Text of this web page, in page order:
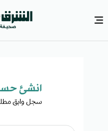
انشئ
سجل وابق